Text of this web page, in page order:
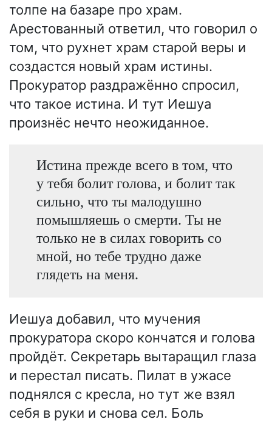
толпе на базаре про храм.
Арестованный ответил, что говорил о
том, что рухнет храм старой веры и
создастся новый храм истины.
Прокуратор раздражённо спросил,
что такое истина. И тут Иешуа
произнёс нечто неожиданное.
Истина прежде всего в том, что
у тебя болит голова, и болит так
сильно, что ты малодушно
помышляешь о смерти. Ты не
только не в силах говорить со
мной, но тебе трудно даже
глядеть на меня.
Иешуа добавил, что мучения
прокуратора скоро кончатся и голова
пройдёт. Секретарь вытаращил глаза
и перестал писать. Пилат в ужасе
поднялся с кресла, но тут же взял
себя в руки и снова сел. Боль